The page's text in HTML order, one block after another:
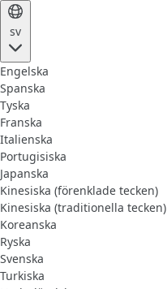
sv
Engelska
Spanska
Tyska
Franska
Italienska
Portugisiska
Japanska
Kinesiska (förenklade tecken)
Kinesiska (traditionella tecken)
Koreanska
Ryska
Svenska
Turkiska